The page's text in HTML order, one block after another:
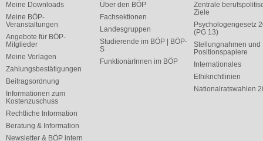
Meine Downloads
Meine BÖP-
Veranstaltungen
Angebote für BÖP-
Mitglieder
Meine Vorlagen
Zahlungsbestätigungen
Beitragsordnung
Informationen zum
Kostenzuschuss
Rechtliche Information
Beratung & Information
Newsletter & BÖP intern
Über den BÖP
Fachsektionen
Landesgruppen
Studierende im BÖP | BÖP-
S
FunktionärInnen im BÖP
Zentrale
Ziele
Psychologengesetz
(PG 13)
Stellungnahmen und
Positionspapiere
Internationales
Ethikrichtlinien
Nationalratswahlen